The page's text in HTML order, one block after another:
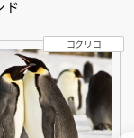
ド
コクリコ